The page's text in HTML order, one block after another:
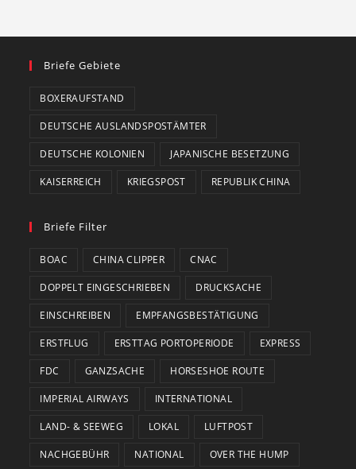
Briefe Gebiete
BOXERAUFSTAND
DEUTSCHE AUSLANDSPOSTÄMTER
DEUTSCHE KOLONIEN JAPANISCHE BESETZUNG
KAISERREICH KRIEGSPOST REPUBLIK CHINA
Briefe Filter
BOAC CHINA CLIPPER CNAC
DOPPELT EINGESCHRIEBEN DRUCKSACHE
EINSCHREIBEN EMPFANGSBESTÄTIGUNG
ERSTFLUG ERSTTAG PORTOPERIODE EXPRESS
FDC GANZSACHE HORSESHOE ROUTE
IMPERIAL AIRWAYS INTERNATIONAL
LAND- & SEEWEG LOKAL LUFTPOST
NACHGEBÜHR NATIONAL OVER THE HUMP